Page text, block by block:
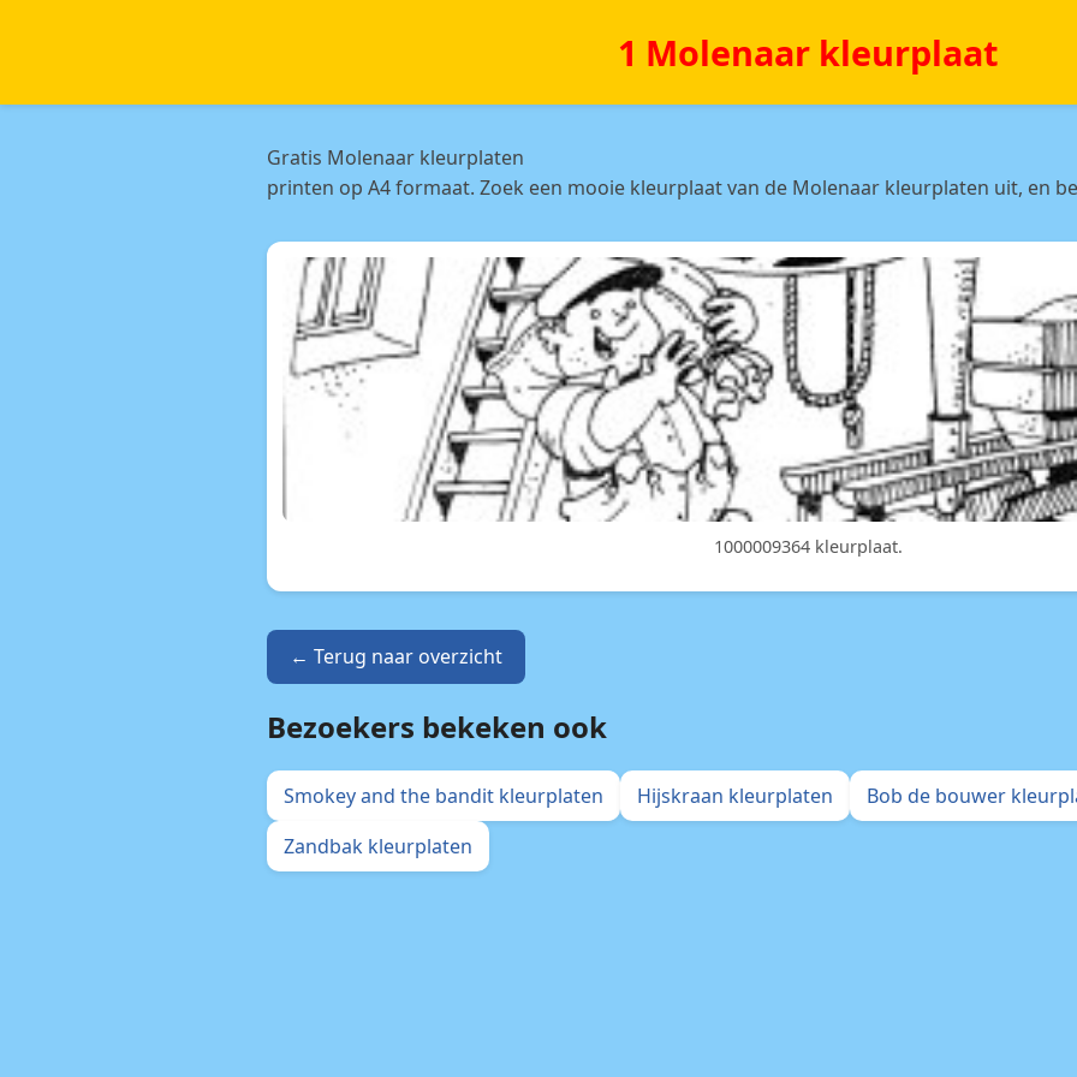
1 Molenaar kleurplaat
Gratis Molenaar kleurplaten
printen op A4 formaat. Zoek een mooie kleurplaat van de Molenaar kleurplaten uit, en
1000009364 kleurplaat.
← Terug naar overzicht
Bezoekers bekeken ook
Smokey and the bandit kleurplaten Hijskraan kleurplaten
Bob de bouwer
Zandbak kleurplaten